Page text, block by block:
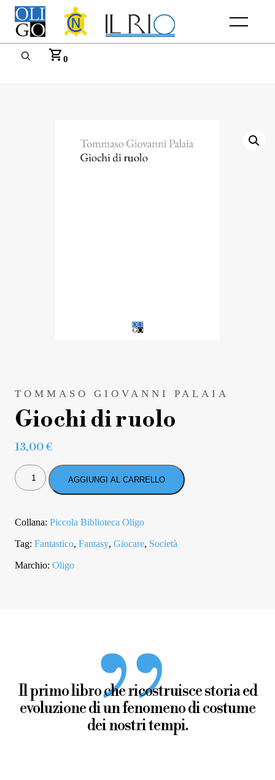
Menu
0
TOMMASO GIOVANNI PALAIA
Giochi di ruolo
13,00€
GIOCHI
DI
RUOLO
AGGIUNGI AL CARRELLO
Collana: Piccola Biblioteca Oligo
Tag: Fantastico, Fantasy, Giocare, Società
Marchio: Oligo
Il primo libro che ricostruisce storia ed
evoluzione di un fenomeno di costume
dei nostri tempi.